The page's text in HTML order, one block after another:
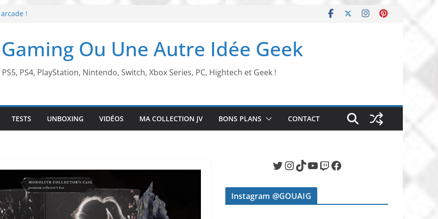
!
de retour !
Ou Une Autre Idée Geek
PS4, PlayStation, Nintendo, Switch, Xbox Series, PC, Hightech et Geek !
TESTS UNBOXING VIDÉOS MA COLLECTION JV BONS PLANS CONTACT
Twitter InstagramTikTok YouTube Twitch Facebook
Instagram @GOUAIG